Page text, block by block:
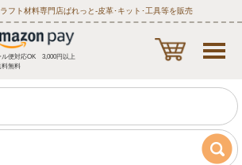
フト材料専門店ぱれっと‐皮革･キット･工具等を販売
ル便対応OK 3,000円以上
料無料